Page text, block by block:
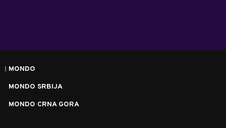
MONDO
MONDO SRBIJA
MONDO CRNA GORA